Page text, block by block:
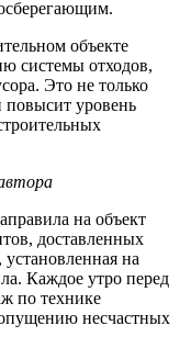
объекте
системы отходов,
Это не только
повысит уровень
на объект
доставленных
на
Каждое утро перед
по технике
несчастных